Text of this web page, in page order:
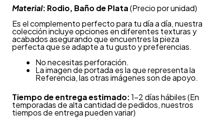
Material: Rodio, Baño de Plata(Precio por unidad)
Es el complemento perfecto para tu día a día, nuestra
colección incluye opciones en diferentes texturas y
acabados asegurando que encuentres la pieza
perfecta que se adapte a tu gusto y preferencias.
No necesitas perforación.
La imagen de portada es la que representa la
Referencia, las otras imágenes son de apoyo.
Tiempo de entrega estimado:1-2 días hábiles (En
temporadas de alta cantidad de pedidos, nuestros
tiempos de entrega pueden variar)